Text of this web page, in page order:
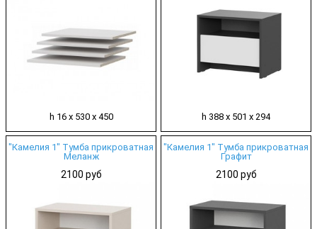
h 16 х 530 х 450 h 388 х 501 х 294
"Камелия 1" Тумба прикроватная
Меланж
2100 руб
"Камелия 1" Тумба прикроватная
Графит
2100 руб